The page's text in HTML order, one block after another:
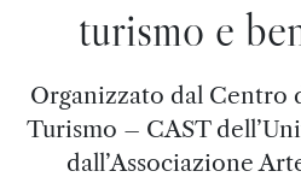
turismo e
Organizzato dal Centro
Turismo – CAST
dall’Associazione